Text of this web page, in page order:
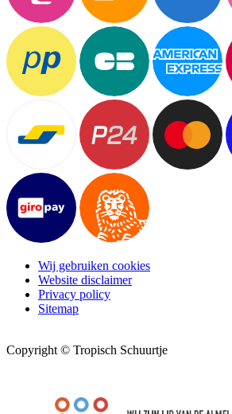
Wij gebruiken cookies
Website disclaimer
Privacy policy
Sitemap
Copyright © Tropisch Schuurtje